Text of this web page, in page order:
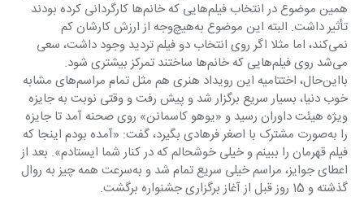
همین موضوع در انتخاب فیلم‌هایی که خانم‌ها کارگردانی کرده بودند
تأثیر داشت. البته این موضوع به‌هیچ‌وجه از ارزش کارشان کم
نمی‌کند، اما مثلا اگر روی انتخاب دو فیلم تردید وجود داشت، سعی
می‌شد روی فیلم‌هایی که خانم‌ها ساختند تمرکز بیشتری شود.
بااین‌حال، اختتامیه این رویداد هنری هم مثل تمام مراسم‌های مشابه
خوب دنیا، بسیار سریع برگزار شد و پیش رفت و وقتی نوبت به جایزه
را به‌صورت مشترک با اصغر فرهادی بگیرد، گفت: «آمده بودم اینجا که
فیلم قهرمان را ببینم و خیلی خوشحالم که در کنار شما ایستادم». بعد از
اعطای جوایز، مراسم خیلی سریع تمام شد و به‌سرعت همه چیز به روال
گذشته و 15 روز قبل از آغاز برگزاری جشنواره برگشت.